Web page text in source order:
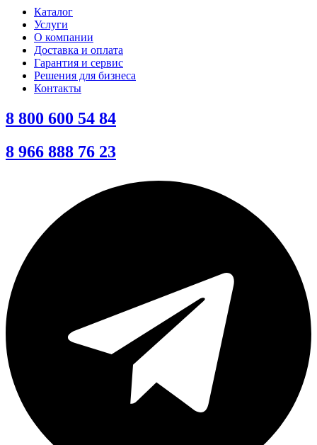
Каталог
Услуги
О компании
Доставка и оплата
Гарантия и сервис
Решения для бизнеса
Контакты
8 800 600 54 84
8 966 888 76 23